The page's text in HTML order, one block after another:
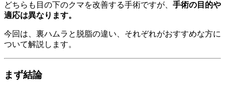
どちらも目の下のクマを改善する手術ですが、 手術の目的や
適応は異なります。
今回は、裏ハムラと脱脂の違い、それぞれがおすすめな方に
ついて解説します。
まず結論